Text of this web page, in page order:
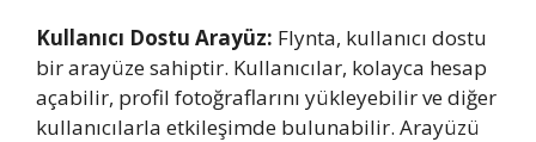
Kullanıcı Dostu Arayüz: Flynta, kullanıcı dostu
bir arayüze sahiptir. Kullanıcılar, kolayca hesap
açabilir, profil fotoğraflarını yükleyebilir ve diğer
kullanıcılarla etkileşimde bulunabilir. Arayüzü